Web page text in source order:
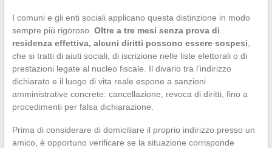
I comuni e gli enti sociali applicano questa distinzione in modo
sempre più rigoroso. Oltre a tre mesi senza prova di
residenza effettiva, alcuni diritti possono essere sospesi
che si tratti di aiuti sociali, di iscrizione nelle liste elettorali o di
prestazioni legate al nucleo fiscale. Il divario tra l’indirizzo
dichiarato e il luogo di vita reale espone a sanzioni
amministrative concrete: cancellazione, revoca di diritti, fino a
procedimenti per falsa dichiarazione.
Prima di considerare di domiciliare il proprio indirizzo presso un
amico, è opportuno verificare se la situazione corrisponde